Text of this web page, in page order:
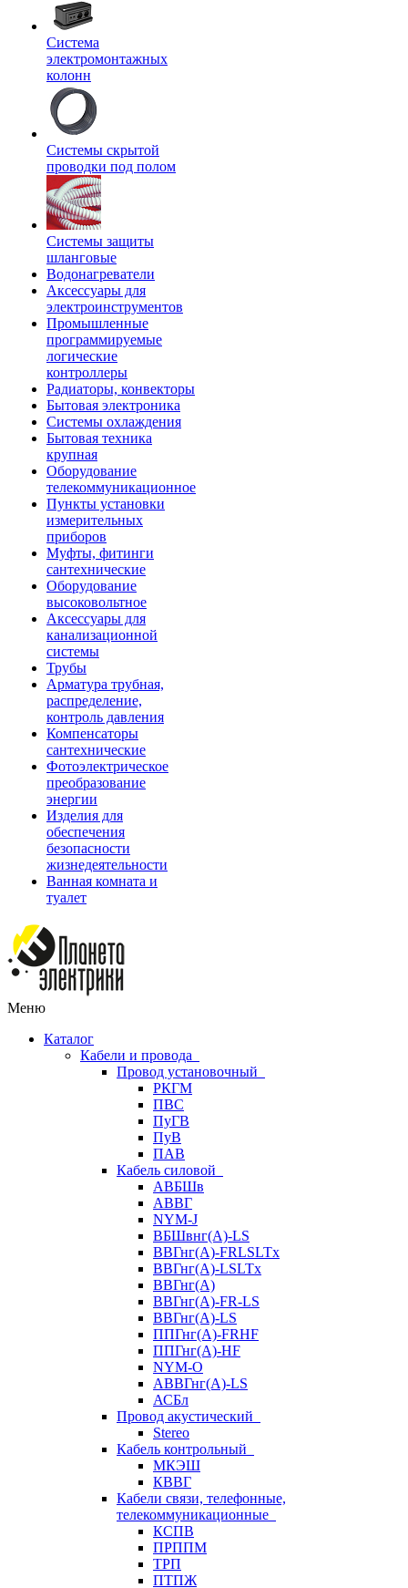
Система
электромонтажных
колонн
Системы скрытой
проводки под полом
Системы защиты
шланговые
Водонагреватели
Аксессуары для
электроинструментов
Промышленные
программируемые
логические
контроллеры
Радиаторы, конвекторы
Бытовая электроника
Системы охлаждения
Бытовая техника
крупная
Оборудование
телекоммуникационное
Пункты установки
измерительных
приборов
Муфты, фитинги
сантехнические
Оборудование
высоковольтное
Аксессуары для
канализационной
системы
Трубы
Арматура трубная,
распределение,
контроль давления
Компенсаторы
сантехнические
Фотоэлектрическое
преобразование
энергии
Изделия для
обеспечения
безопасности
жизнедеятельности
Ванная комната и
туалет
Меню
Каталог
Кабели и провода
Провод установочный
РКГМ
ПВС
ПуГВ
ПуВ
ПАВ
Кабель силовой
АВБШв
АВВГ
NYM-J
ВБШвнг(А)-LS
ВВГнг(A)-FRLSLTx
ВВГнг(A)-LSLTx
ВВГнг(А)
ВВГнг(А)-FR-LS
ВВГнг(А)-LS
ППГнг(А)-FRHF
ППГнг(А)-HF
NYM-O
АВВГнг(А)-LS
АСБл
Провод акустический
Stereo
Кабель контрольный
МКЭШ
КВВГ
Кабели связи, телефонные,
телекоммуникационные
КСПВ
ПРППМ
ТРП
ПТПЖ